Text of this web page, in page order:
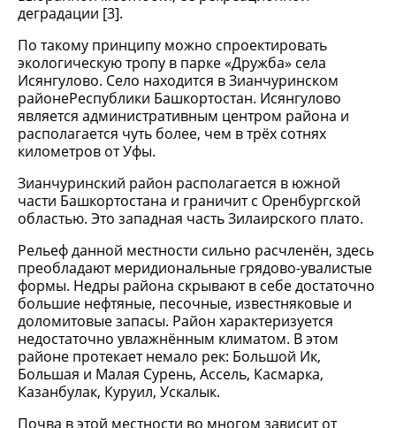
деградации [3].
По такому принципу можно спроектировать
экологическую тропу в парке «Дружба» села
Исянгулово. Село находится в Зианчуринском
районеРеспублики Башкортостан. Исянгулово
является административным центром района и
располагается чуть более, чем в трёх сотнях
километров от Уфы.
Зианчуринский район располагается в южной
части Башкортостана и граничит с Оренбургской
областью. Это западная часть Зилаирского плато.
Рельеф данной местности сильно расчленён, здесь
преобладают меридиональные грядово-увалистые
формы. Недры района скрывают в себе достаточно
большие нефтяные, песочные, известняковые и
доломитовые запасы. Район характеризуется
недостаточно увлажнённым климатом. В этом
районе протекает немало рек: Большой Ик,
Большая и Малая Сурень, Ассель, Касмарка,
Казанбулак, Куруил, Ускалык.
Почва в этой местности во многом зависит от